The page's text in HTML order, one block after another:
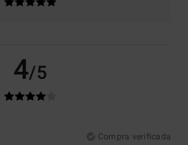
4/5
Compra verificada